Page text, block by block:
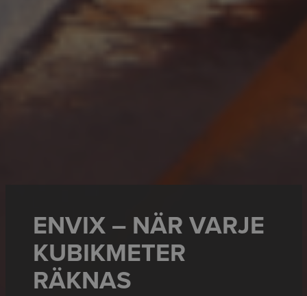
ENVIX – NÄR VARJE
KUBIKMETER
RÄKNAS